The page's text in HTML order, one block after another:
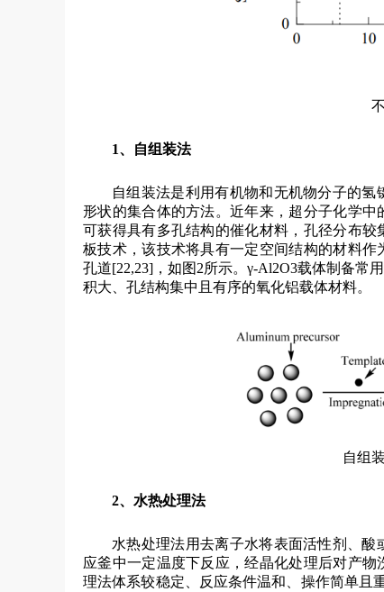
1、自组装法
自组装法是利用有机物和无机物分子的
形状的集合体的方法。近年来，超分子化学
可获得具有多孔结构的催化材料，孔径分布
板技术，该技术将具有一定空间结构的材料
孔道[22,23]，如图2所示。γ-Al2O3载体制备常
积大、孔结构集中且有序的氧化铝载体材料。
自组
2、水热处理法
水热处理法用去离子水将表面活性剂、
应釜中一定温度下反应，经晶化处理后对产物
理法体系较稳定、反应条件温和、操作简单且